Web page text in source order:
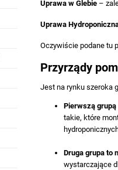
Uprawa w Glebie –
Uprawa
Oczywiście podane tu
Przyrządy
Jest na rynku szeroka
Pierwszą grupą
takie, które
Druga grupa to
wystarczające